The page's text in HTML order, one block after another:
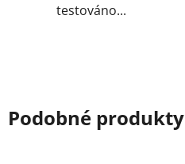
testováno...
Podobné produkty